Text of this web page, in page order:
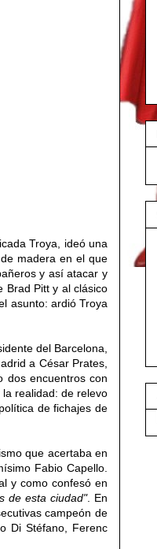
Troya, ideó una
madera en el que
y así atacar y
Brad Pitt y al clásico
asunto: ardió Troya
del Barcelona,
a César Prates,
dos encuentros con
realidad: derelevo
de fichajes de
que acertaba en
Fabio Capello.
y como confesó en
de esta ciudad". En
campeón de
Di Stéfano, Ferenc